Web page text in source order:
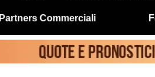
Partners Commerciali